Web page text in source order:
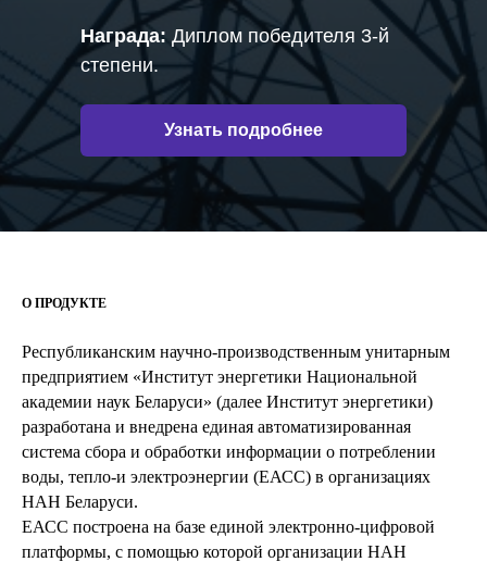
Награда: Диплом победителя 3-й
степени.
Узнать подробнее
О ПРОДУКТЕ
Республиканским научно-производственным унитарным
предприятием «Институт энергетики Национальной
академии наук Беларуси» (далее Институт энергетики)
разработана и внедрена единая автоматизированная
система сбора и обработки информации о потреблении
воды, тепло-и электроэнергии (ЕАСС) в организациях
НАН Беларуси.
ЕАСС построена на базе единой электронно-цифровой
платформы, с помощью которой организации НАН